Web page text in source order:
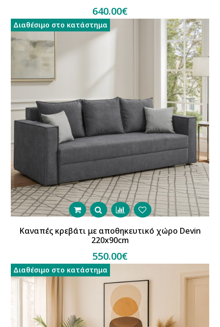
640.00€
Διαθέσιμο στο κατάστημα
Καναπές κρεβάτι με αποθηκευτικό χώρο Devin
220x90cm
550.00€
Διαθέσιμο στο κατάστημα